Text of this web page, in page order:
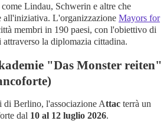
Lindau, Schwerin e altre che
all'iniziativa. L'organizzazione Mayors for
membri in 190 paesi, con l'obiettivo di
la diplomazia cittadina.
"Das Monster reiten"
di Berlino, l'associazione Attac terrà un
dal 10 al 12 luglio 2026.